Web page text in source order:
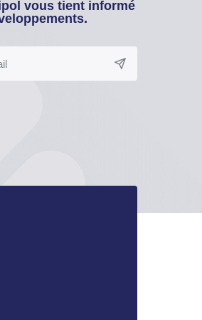
vous tient informé